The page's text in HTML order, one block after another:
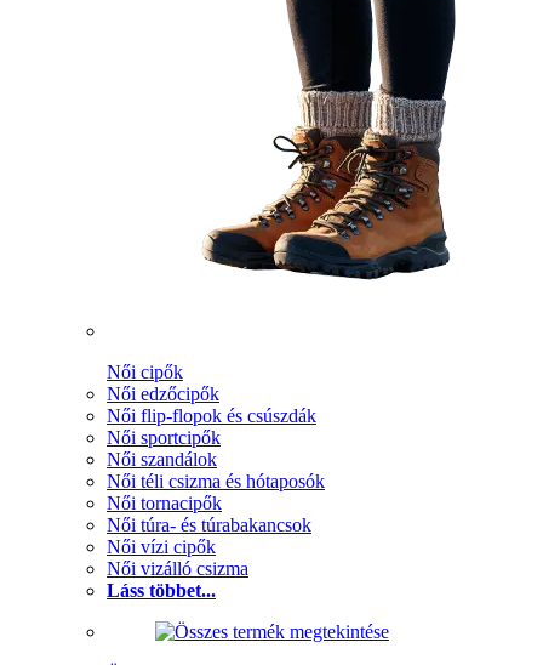
Női cipők
Női edzőcipők
Női flip-flopok és csúszdák
Női sportcipők
Női szandálok
Női téli csizma és hótaposók
Női tornacipők
Női túra- és túrabakancsok
Női vízi cipők
Női vizálló csizma
Láss többet...